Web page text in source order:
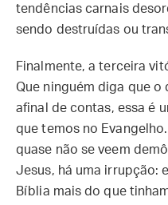
tendências carnais
sendo destruídas ou
Finalmente, a terceira
Que ninguém diga que
afinal de contas, essa é
que temos no
quase não se veem
Jesus, há uma irrupção:
Bíblia mais do que